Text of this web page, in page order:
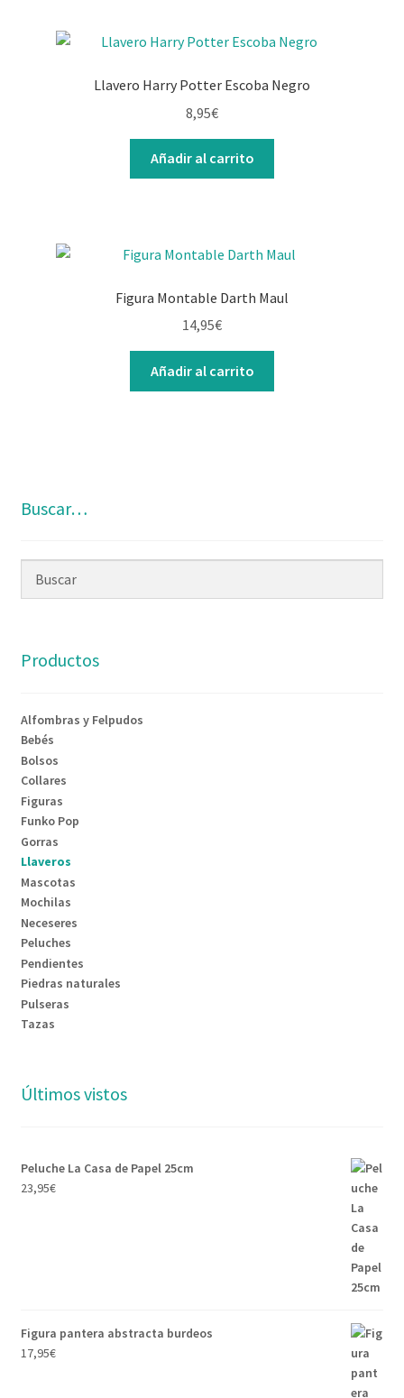
Llavero Harry Potter Escoba Negro
8,95€
Añadir al carrito
Figura Montable Darth Maul
14,95€
Añadir al carrito
Buscar…
Productos
Alfombras y Felpudos
Bebés
Bolsos
Collares
Figuras
Funko Pop
Gorras
Llaveros
Mascotas
Mochilas
Neceseres
Peluches
Pendientes
Piedras naturales
Pulseras
Tazas
Últimos vistos
Peluche La Casa de Papel 25cm
23,95€
Figura pantera abstracta burdeos
17,95€